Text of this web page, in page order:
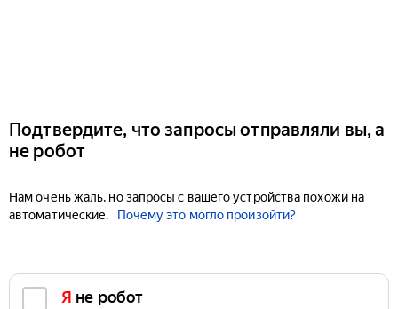
Подтвердите, что запросы отправляли вы, а
не робот
Нам очень жаль, но запросы с вашего устройства похожи на
автоматические.
Почему это могло произойти?
Я не робот